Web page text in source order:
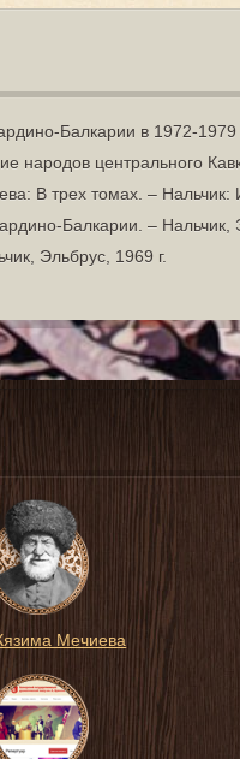
Балкарии в 1972-
народов центрального
В трех томах. – Нальчик:
Балкарии. – Нальчик,
Эльбрус, 1969 г.
Мечиева